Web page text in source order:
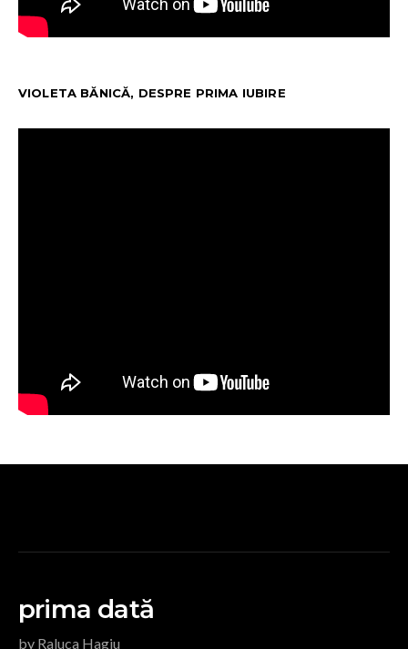
VIOLETA BĂNICĂ, DESPRE PRIMA IUBIRE
prima dată
by Raluca Hagiu